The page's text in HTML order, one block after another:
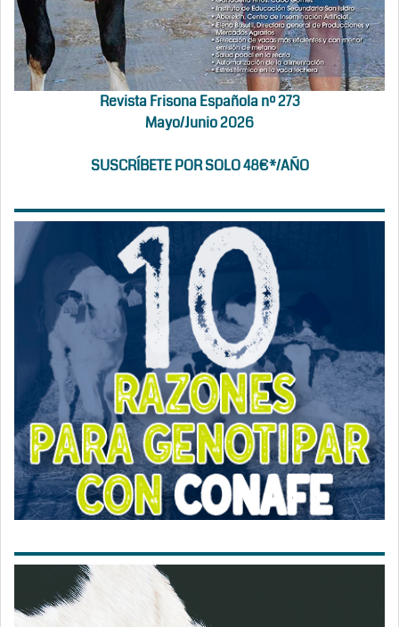
Revista Frisona Española nº 273
Mayo/Junio 2026
SUSCRÍBETE POR SOLO 48€*/AÑO